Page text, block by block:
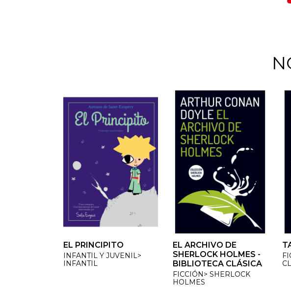
EL PRINCIPITO
INFANTIL Y JUVENIL>
INFANTIL
EL ARCHIVO DE
SHERLOCK HOLMES -
BIBLIOTECA CLÁSICA
FICCIÓN> SHERLOCK
HOLMES
EL ARCHIVO DE
SHERLOCK HOLMES -
BIBLIOTECA CLÁSICA
FICCIÓN> SHERLOCK
HOLMES